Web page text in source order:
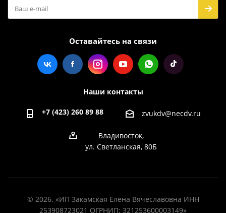
Оставайтесь на связи
Наши контакты
+7 (423) 260 89 88 zvukdv@necdv.ru
Владивосток,
ул. Светланская, 80Б
© 2026. «ИП Закамская Елена Вячеславовна ИНН
253908723021 ОГРНИП: 321253600003149»